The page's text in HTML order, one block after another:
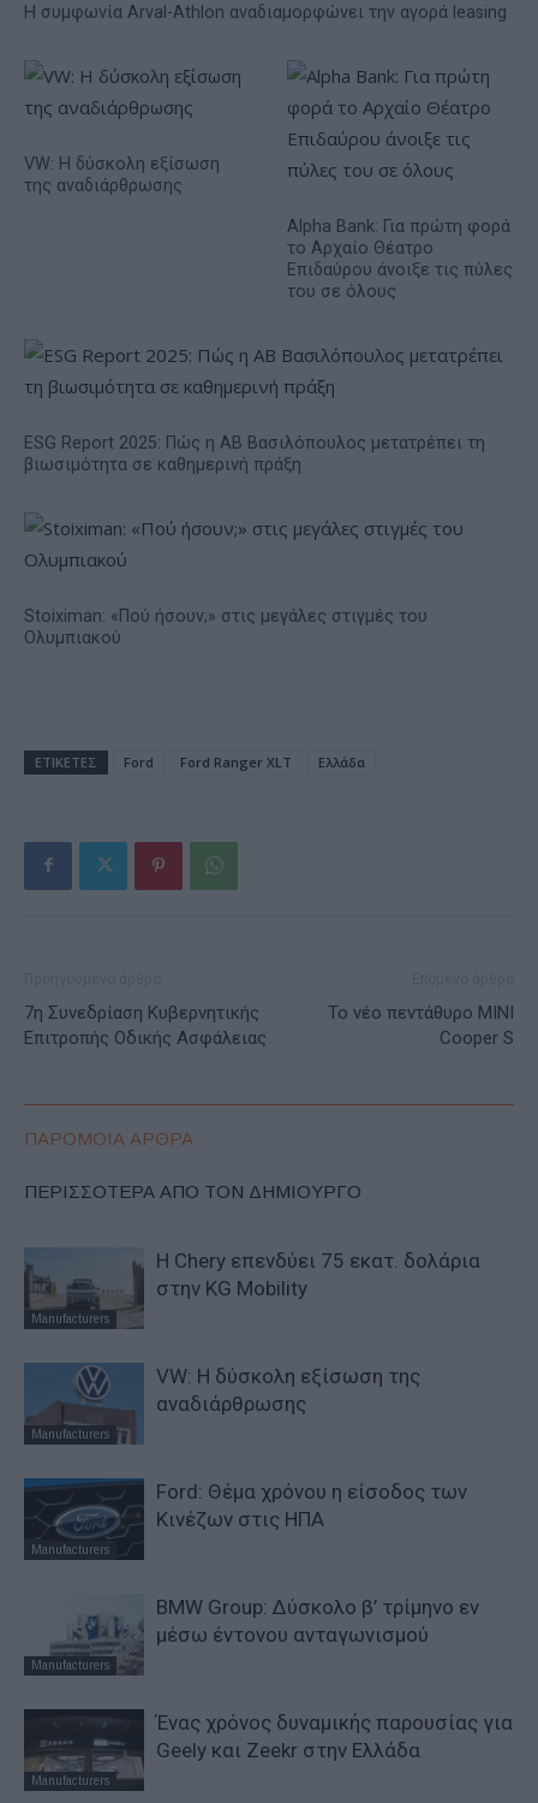
Η συμφωνία Arval-Athlon αναδιαμορφώνει την αγορά leasing
VW: Η δύσκολη εξίσωση
της αναδιάρθρωσης
Alpha Bank: Για πρώτη φορά
το Αρχαίο Θέατρο
Επιδαύρου άνοιξε τις πύλες
του σε όλους
ESG Report 2025: Πώς η ΑΒ Βασιλόπουλος μετατρέπει τη
βιωσιμότητα σε καθημερινή πράξη
Stoiximan: «Πού ήσουν;» στις μεγάλες στιγμές του
Ολυμπιακού
ΕΤΙΚΕΤΕΣ Ford Ford Ranger XLT Ελλάδα
7η Συνεδρίαση Κυβερνητικής
Επιτροπής Οδικής Ασφάλειας
Το νέο πεντάθυρο MINI
Cooper S
ΠΑΡΟΜΟΙΑ ΑΡΘΡΑ
ΠΕΡΙΣΣΟΤΕΡΑ ΑΠΟ ΤΟΝ ΔΗΜΙΟΥΡΓΟ
Manufacturers
Η Chery επενδύει 75 εκατ. δολάρια
στην KG Mobility
Manufacturers
VW: Η δύσκολη εξίσωση της
αναδιάρθρωσης
Manufacturers
Ford: Θέμα χρόνου η είσοδος των
Κινέζων στις ΗΠΑ
Manufacturers
BMW Group: Δύσκολο β’ τρίμηνο εν
μέσω έντονου ανταγωνισμού
Manufacturers
Ένας χρόνος δυναμικής παρουσίας για
Geely και Zeekr στην Ελλάδα